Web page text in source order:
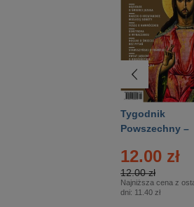
Tygodnik
Powszechny –
12.00 zł
12.00 zł
Najniższa cena z
dni: 11.40 zł